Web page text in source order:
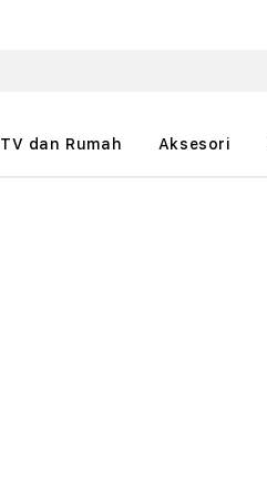
TV dan Rumah Aksesori